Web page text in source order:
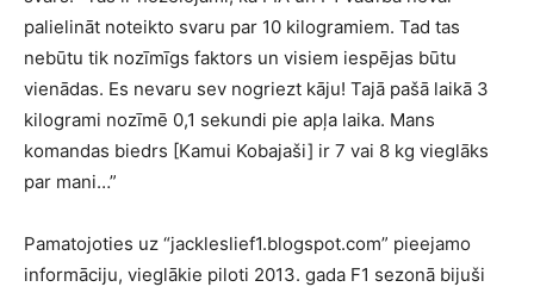
palielināt noteikto svaru par 10 kilogramiem. Tad tas
nebūtu tik nozīmīgs faktors un visiem iespējas būtu
vienādas. Es nevaru sev nogriezt kāju! Tajā pašā laikā 3
kilogrami nozīmē 0,1 sekundi pie apļa laika. Mans
komandas biedrs [Kamui Kobajaši] ir 7 vai 8 kg vieglāks
par mani…”
Pamatojoties uz “jackleslief1.blogspot.com” pieejamo
informāciju, vieglākie piloti 2013. gada F1 sezonā bijuši